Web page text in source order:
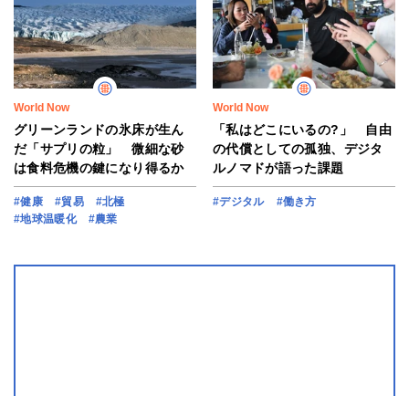
World Now
グリーンランドの氷床が生ん
だ「サプリの粒」 微細な砂
は食料危機の鍵になり得るか
#健康 #貿易
#北極
#地球温暖化
#農業
World Now
「私はどこにいるの?」 自由
の代償としての孤独、デジタ
ルノマドが語った課題
#デジタル #働き方